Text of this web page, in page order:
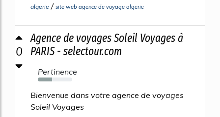
algerie / site web agence de voyage algerie
0
Agence de voyages Soleil Voyages à
PARIS - selectour.com
Pertinence
41%
Bienvenue dans votre agence de voyages
Soleil Voyages